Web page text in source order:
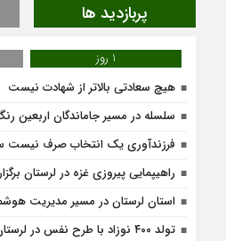
پربازدید ها
1 روز
هیچ سعادتی بالاتر از شهادت نیست
سلسله در مسیر جاماندگان اربعین
فرزندآوری یک انتخاب صرف نیست
راهیپمایی پیروزی غزه در لرستان
استان لرستان در مسیر مدیریت
تولد ۴۰۰ نوزاد با طرح نفس در لرستان